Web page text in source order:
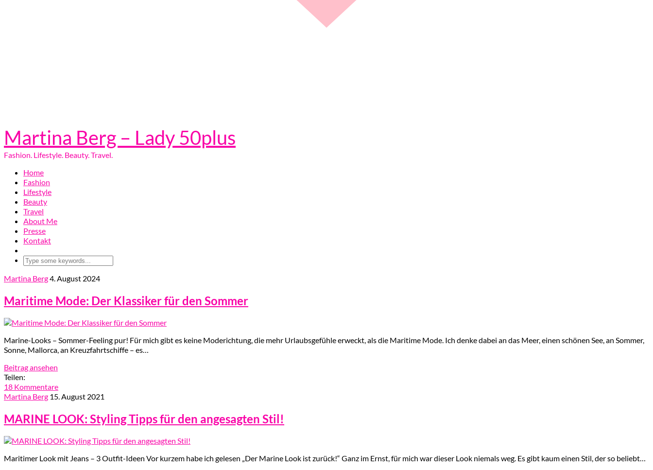
Martina Berg – Lady 50plus
Fashion. Lifestyle. Beauty. Travel.
Home
Fashion
Lifestyle
Beauty
Travel
About Me
Presse
Kontakt
Martina Berg4. August 2024
Maritime Mode: Der Klassiker für den Sommer
Marine-Looks – Sommer-Feeling pur! Für mich gibt es keine Moderichtung, die mehr Urlaubsgefühle erweckt, als die Maritime Mode. Ich denke dabei an das Meer, einen schönen See, an Sommer,
Sonne, Mallorca, an Kreuzfahrtschiffe – es…
Beitrag ansehen
Teilen:
18 Kommentare
Martina Berg 15. August 2021
MARINE LOOK: Styling Tipps für den angesagten Stil!
Maritimer Look mit Jeans – 3 Outfit-Ideen Vor kurzem habe ich gelesen „Der Marine Look ist zurück!“ Ganz im Ernst, für mich war dieser Look niemals weg. Es gibt kaum einen Stil, der so beliebt…